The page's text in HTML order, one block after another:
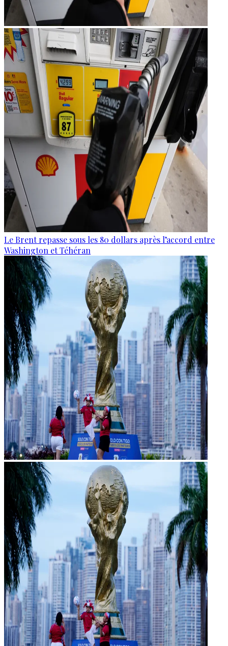
Le Brent repasse sous les 80 dollars après l’accord entre
Washington et Téhéran